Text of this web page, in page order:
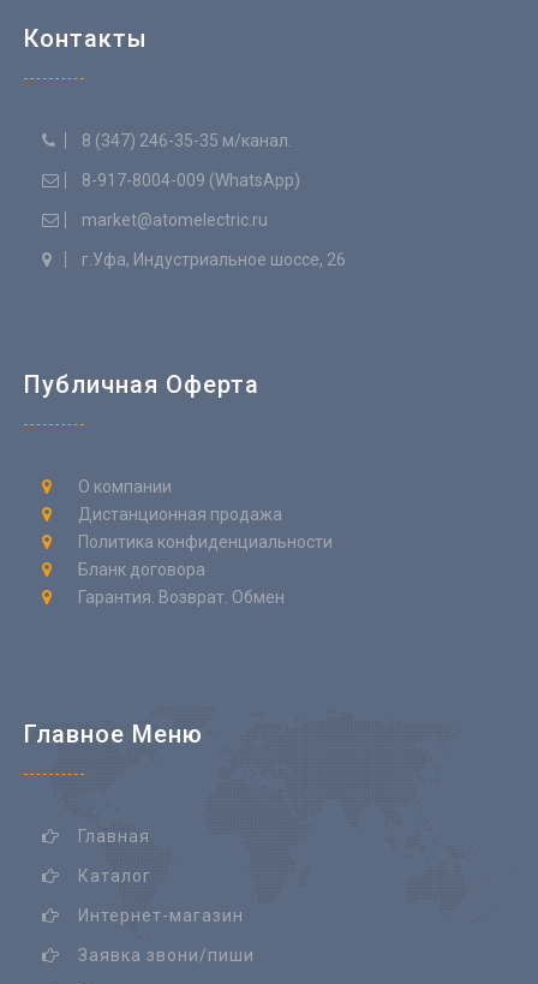
Контакты
8 (347) 246-35-35 м/канал.
8-917-8004-009 (WhatsApp)
market@atomelectric.ru
г.Уфа, Индустриальное шоссе, 26
Публичная Оферта
О компании
Дистанционная продажа
Политика конфиденциальности
Бланк договора
Гарантия. Возврат. Обмен
Главное Меню
Главная
Каталог
Интернет-магазин
Заявка звони/пиши